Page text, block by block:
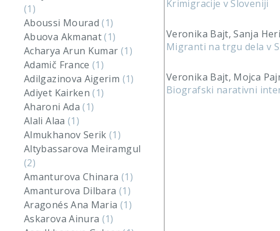
(1)
Aboussi Mourad(1)
Abuova Akmanat(1)
Acharya Arun Kumar (1)
Adamič France(1)
Adilgazinova Aigerim (1)
Adiyet Kairken(1)
Aharoni Ada(1)
Alali Alaa (1)
Almukhanov Serik(1)
Altybassarova Meiramgul
(2)
Amanturova Chinara (1)
Amanturova Dilbara (1)
Aragonés Ana Maria (1)
Askarova Ainura (1)
Krimigracije v Sloveniji
Veronika Bajt, Sanja
Migranti na trgu dela v
Veronika Bajt, Mojca
Biografski narativni